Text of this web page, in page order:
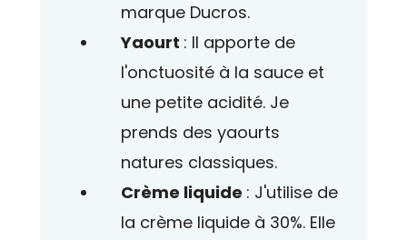
marque Ducros.
Yaourt : Il apporte de
l'onctuosité à la sauce et
une petite acidité. Je
prends des yaourts
natures classiques.
Crème liquide : J'utilise de
la crème liquide à 30%. Elle